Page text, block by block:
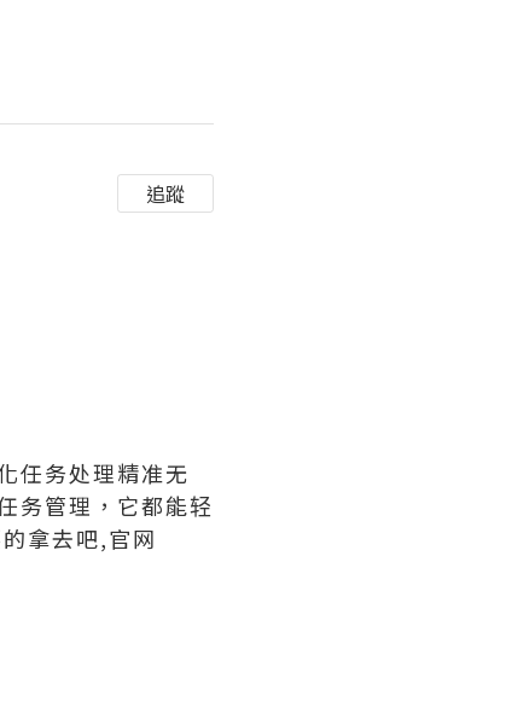
追蹤
任务处理精准无
务管理，它都能轻
拿去吧,官网